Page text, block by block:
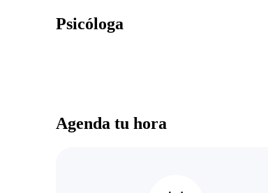
Psicóloga
Agenda tu hora